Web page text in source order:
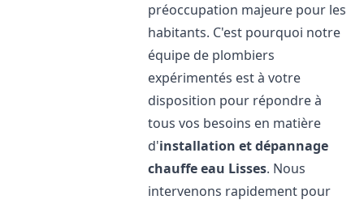
préoccupation majeure pour les
habitants. C'est pourquoi notre
équipe de plombiers
expérimentés est à votre
disposition pour répondre à
tous vos besoins en matière
d'installation et dépannage
chauffe eau Lisses. Nous
intervenons rapidement pour